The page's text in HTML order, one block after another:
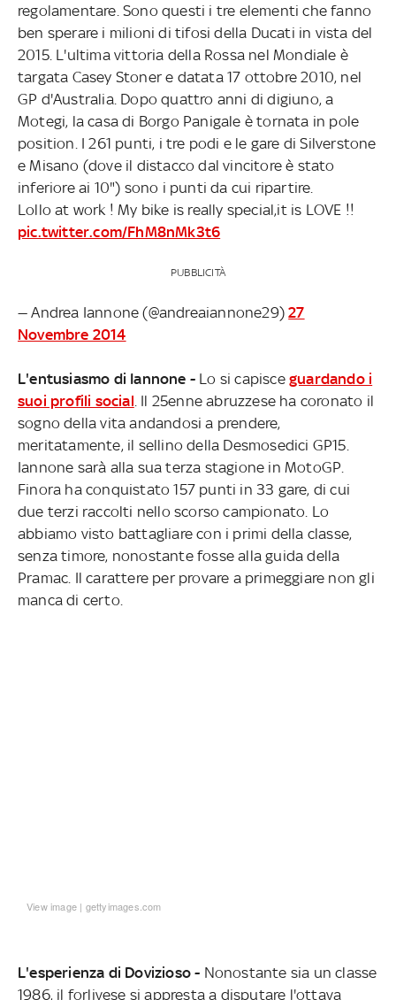
regolamentare. Sono questi i tre elementi che fanno
ben sperare i milioni di tifosi della Ducati in vista del
2015. L'ultima vittoria della Rossa nel Mondiale è
targata Casey Stoner e datata 17 ottobre 2010, nel
GP d'Australia. Dopo quattro anni di digiuno, a
Motegi, la casa di Borgo Panigale è tornata in pole
position. I 261 punti, i tre podi e le gare di Silverstone
e Misano (dove il distacco dal vincitore è stato
inferiore ai 10") sono i punti da cui ripartire.
Lollo at work ! My bike is really special,it is LOVE !!
pic.twitter.com/FhM8nMk3t6
PUBBLICITÀ
— Andrea Iannone (@andreaiannone29)27
Novembre 2014
L'entusiasmo di Iannone -Lo si capisce guardando i
suoi profili social . Il 25enne abruzzese ha coronato il
sogno della vita andandosi a prendere,
meritatamente, il sellino della Desmosedici GP15.
Iannone sarà alla sua terza stagione in MotoGP.
Finora ha conquistato 157 punti in 33 gare, di cui
due terzi raccolti nello scorso campionato. Lo
abbiamo visto battagliare con i primi della classe,
senza timore, nonostante fosse alla guida della
Pramac. Il carattere per provare a primeggiare non gli
manca di certo.
View image| gettyimages.com
L'esperienza di Dovizioso - Nonostante sia un classe
1986, il forlivese si appresta a disputare l'ottava